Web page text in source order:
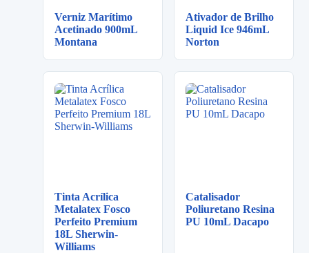
Verniz Marítimo
Acetinado 900mL
Montana
Ativador de Brilho
Liquid Ice 946mL
Norton
Tinta Acrílica
Metalatex Fosco
Perfeito Premium
18L Sherwin-
Williams
Catalisador
Poliuretano Resina
PU 10mL Dacapo